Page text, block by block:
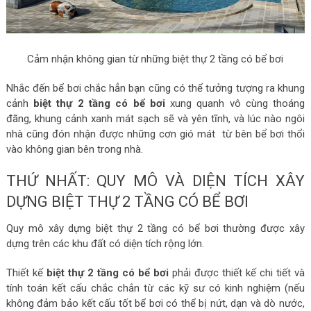
Cảm nhận không gian từ những biệt thự 2 tầng có bể bơi
Nhắc đến bể bơi chắc hẳn bạn cũng có thể tưởng tượng ra khung
cảnh biệt thự 2 tầng có bể bơi xung quanh vô cùng thoáng
đãng, khung cảnh xanh mát sạch sẽ và yên tĩnh, và lúc nào ngôi
nhà cũng đón nhận được những cơn gió mát từ bên bể bơi thổi
vào không gian bên trong nhà.
THỨ NHẤT: QUY MÔ VÀ DIỆN TÍCH XÂY
DỰNG BIỆT THỰ 2 TẦNG CÓ BỂ BƠI
Quy mô xây dựng biệt thự 2 tầng có bể bơi thường được xây
dựng trên các khu đất có diện tích rộng lớn.
Thiết kế biệt thự 2 tầng có bể bơi phải được thiết kế chi tiết và
tính toán kết cấu chắc chắn từ các kỹ sư có kinh nghiệm (nếu
không đảm bảo kết cấu tốt bể bơi có thể bị nứt, dạn và dò nước,